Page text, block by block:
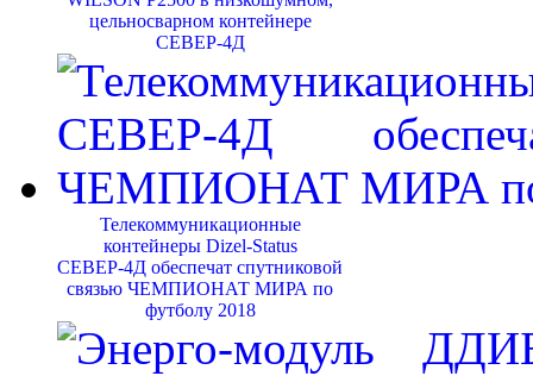
цельносварном контейнере
СЕВЕР-4Д
Телекоммуникационные
контейнеры Dizel-Status
СЕВЕР-4Д обеспечат спутниковой
связью ЧЕМПИОНАТ МИРА по
футболу 2018